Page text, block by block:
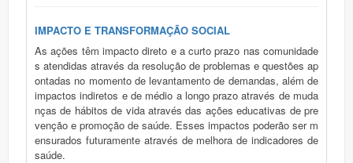
IMPACTO E TRANSFORMAÇÃO SOCIAL
As ações têm impacto direto e a curto prazo nas comunidade
s atendidas através da resolução de problemas e questões ap
ontadas no momento de levantamento de demandas, além de
impactos indiretos e de médio a longo prazo através de muda
nças de hábitos de vida através das ações educativas de pre
venção e promoção de saúde. Esses impactos poderão ser m
ensurados futuramente através de melhora de indicadores de
saúde.